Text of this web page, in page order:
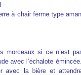
à chair ferme type
morceaux si ce n’est
avec l’échalote
avec la bière et